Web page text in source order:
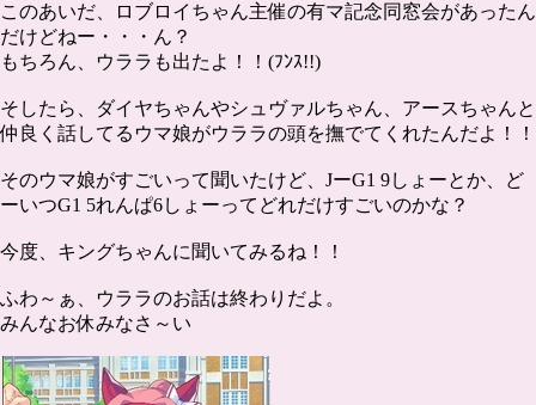
このあいだ、ロブロイちゃん主催の有マ記念同窓会があったん
だけどねー・・・ん？
もちろん、ウララも出たよ！！(ﾌﾝｽ!!)
そしたら、ダイヤちゃんやシュヴァルちゃん、アースちゃんと
仲良く話してるウマ娘がウララの頭を撫でてくれたんだよ！！
そのウマ娘がすごいって聞いたけど、JーG1 9しょーとか、ど
ーいつG1 5れんぱ6しょーってどれだけすごいのかな？
今度、キングちゃんに聞いてみるね！！
ふわ～ぁ、ウララのお話は終わりだよ。
みんなお休みなさ～い